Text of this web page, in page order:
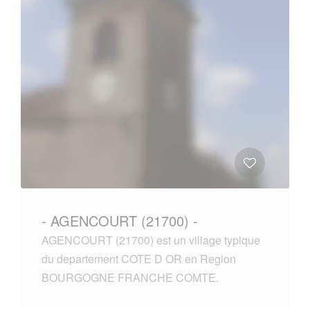
- AGENCOURT (21700) -
AGENCOURT (21700) est un village typique
du departement COTE D OR en Region
BOURGOGNE FRANCHE COMTE.